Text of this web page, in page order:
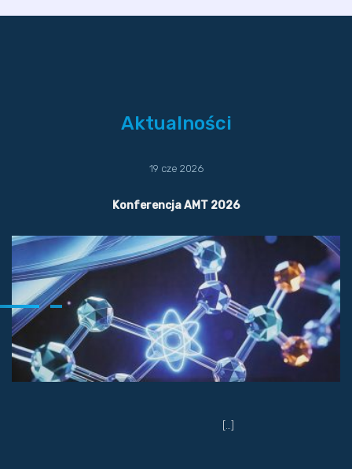
Aktualności
19 cze 2026
Konferencja AMT 2026
[…]